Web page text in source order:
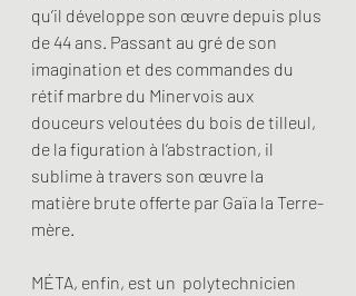
qu’il développe son œuvre depuis plus
de 44 ans. Passant au gré de son
imagination et des commandes du
rétif marbre du Minervois aux
douceurs veloutées du bois de tilleul,
de la figuration à l’abstraction, il
sublime à travers son œuvre la
matière brute offerte par Gaïa la Terre-
mère.
MÉTA, enfin, est un  polytechnicien